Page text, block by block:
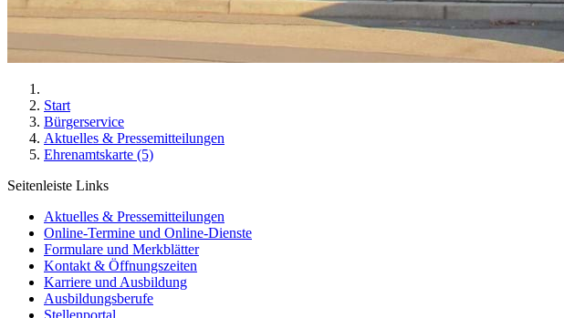
Start
Bürgerservice
Aktuelles & Pressemitteilungen
Ehrenamtskarte (5)
Seitenleiste Links
Aktuelles & Pressemitteilungen
Online-Termine und Online-Dienste
Formulare und Merkblätter
Kontakt & Öffnungszeiten
Karriere und Ausbildung
Ausbildungsberufe
Stellenportal